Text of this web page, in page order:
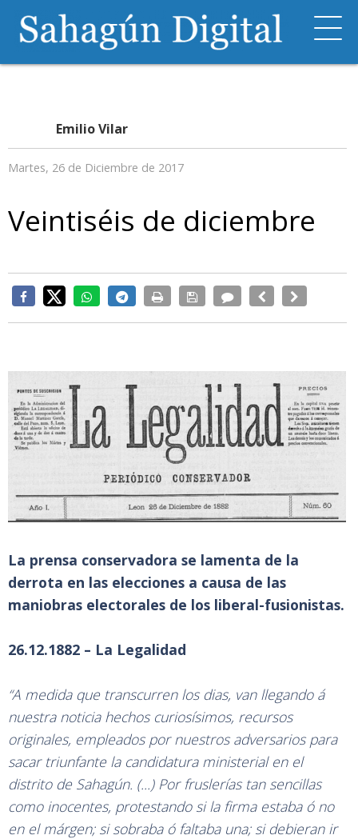
Emilio Vilar
Martes, 26 de Diciembre de 2017
Veintiséis de diciembre
La prensa conservadora se lamenta de la
derrota en las elecciones a causa de las
maniobras electorales de los liberal-fusionistas.
26.12.1882 – La Legalidad
“A medida que transcurren los dias, van llegando á
nuestra noticia hechos curiosísimos, recursos
originales, empleados por nuestros adversarios para
sacar triunfante la candidatura ministerial en el
distrito de Sahagún. (...) Por fruslerías tan sencillas
como inocentes, protestando si la firma estaba ó no
en el márgen; si sobraba ó faltaba una; si debieran ir